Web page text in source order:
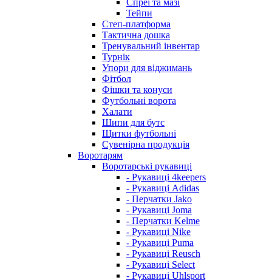
Тейпи
Степ-платформа
Тактична дошка
Тренувальний інвентар
Турнік
Упори для віджимань
Фітбол
Фішки та конуси
Футбольні ворота
Халати
Шипи для бутс
Щитки футбольні
Сувенірна продукція
Воротарям
Воротарські рукавиці
- Рукавиці 4keepers
- Рукавиці Adidas
- Перчатки Jako
- Рукавиці Joma
- Перчатки Kelme
- Рукавиці Nike
- Рукавиці Puma
- Рукавиці Reusch
- Рукавиці Select
- Рукавиці Uhlsport